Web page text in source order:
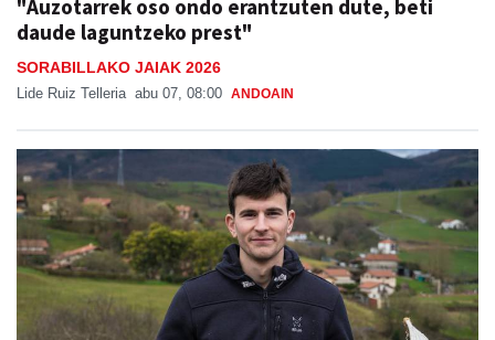
"Auzotarrek oso ondo erantzuten dute, beti
daude laguntzeko prest"
SORABILLAKO JAIAK 2026
Lide Ruiz Telleria abu 07, 08:00 ANDOAIN